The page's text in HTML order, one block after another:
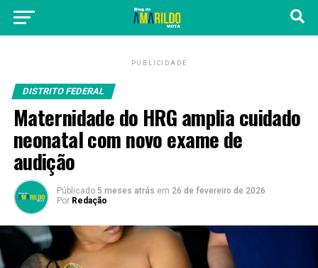
PUBLICIDADE
DISTRITO FEDERAL
Maternidade do HRG amplia cuidado
neonatal com novo exame de
audição
Públicado 5 meses atrás em 26 de fevereiro de 2026
Por Redação